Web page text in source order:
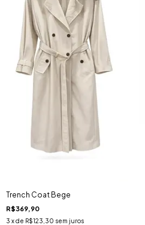
Trench Coat Bege
R$369,90
3 x de R$123,30 sem juros